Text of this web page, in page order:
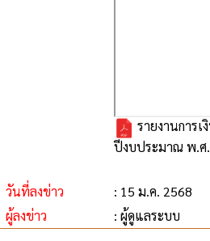
รายงานการ
ปีงบประมาณ พ.ศ
วันที่ลงข่าว
: 15 ม.ค. 2568
ผู้ลงข่าว
: ผู้ดูแลระบบ